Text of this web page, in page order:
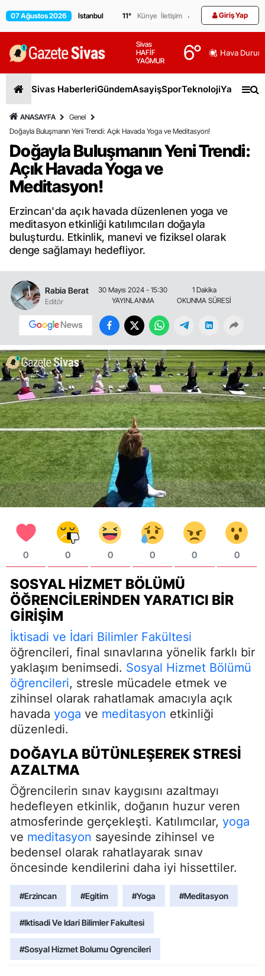
07 Ağustos 2026 11° Künye İletişim Giriş Yap
Sivas
HAFİF
YAĞMUR
6° Hava
Sivas HaberleriGündemAsayişSporTeknolojiYaşam
ANASAYFA
Genel
Doğayla Buluşmanın Yeni Trendi: Açık Havada Yoga ve Meditasyon!
Doğayla Buluşmanın Yeni Trendi:
Açık Havada Yoga ve
Meditasyon!
Erzincan'da açık havada düzenlenen yoga ve
meditasyon etkinliği katılımcıları doğayla
buluşturdu. Etkinlik, manevi ve fiziksel olarak
denge sağlamayı hedefliyor.
Rabia Berat
Editör
30 Mayıs 2024 - 15:30
YAYINLANMA
1 Dakika
OKUNMA SÜRESİ
0 0 0 0 0 0
SOSYAL HIZMET BÖLÜMÜ
ÖĞRENCILERINDEN YARATICI BIR
GIRIŞIM
İktisadi ve İdari Bilimler Fakültesi
öğrencileri, final sınavlarına yönelik farklı bir
yaklaşım benimsedi. Sosyal Hizmet Bölümü
öğrencileri, stresle mücadele etmek ve
zihinsel olarak rahatlamak amacıyla açık
havada yoga ve meditasyon etkinliği
düzenledi.
DOĞAYLA BÜTÜNLEŞEREK STRESI
AZALTMA
Öğrencilerin sınav kaygısını azaltmayı
hedefleyen etkinlik, doğanın huzur veren
atmosferinde gerçekleşti. Katılımcılar, yoga
ve meditasyon sayesinde zihinsel ve
bedensel olarak rahatlayarak sınav
öncesinde kendilerini daha iyi hissettiler.
#Erzincan #Egitim #Yoga #Meditasyon
#Iktisadi Ve Idari Bilimler Fakultesi
#Sosyal Hizmet Bolumu Ogrencileri